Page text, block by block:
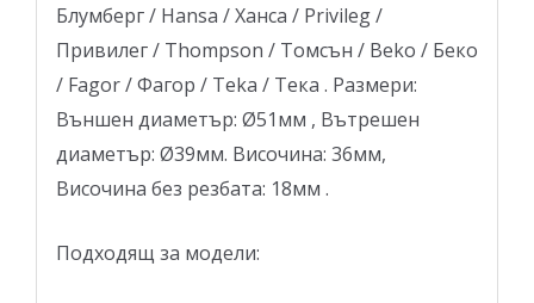
Блумберг / Hansa / Ханса / Privileg /
Привилег / Thompson / Томсън / Beko / Беко
/ Fagor / Фагор / Teka / Тека . Размери:
Външен диаметър: Ø51мм , Вътрешен
диаметър: Ø39мм. Височина: 36мм,
Височина без резбата: 18мм .
Подходящ за модели: